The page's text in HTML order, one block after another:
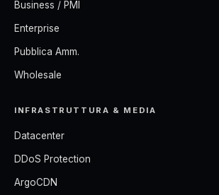
Business / PMI
Enterprise
Pubblica Amm.
Wholesale
INFRASTRUTTURA & MEDIA
Datacenter
DDoS Protection
ArgoCDN